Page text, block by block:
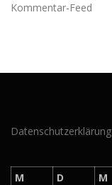
Kommentar-Feed
Datenschutzerklärung
M D M